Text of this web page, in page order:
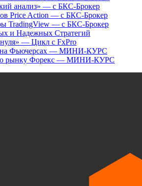
анализ» — с БКС-Брокер
Price Action — с БКС-Брокер
TradingView — с БКС-Брокер
и Надежных Стратегий
— Цикл с FxPro
на Фьючерсах — МИНИ-КУРС
рынку Форекс — МИНИ-КУРС